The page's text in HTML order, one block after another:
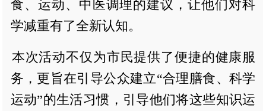
食、运动、中医调理的建议，让他们对科
学减重有了全新认知。
本次活动不仅为市民提供了便捷的健康服
务，更旨在引导公众建立“合理膳食、科学
运动”的生活习惯，引导他们将这些知识运